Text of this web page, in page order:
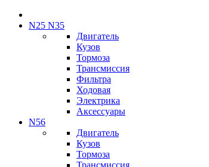
N25 N35
Двигатель
Кузов
Тормоза
Трансмиссия
Фильтра
Ходовая
Электрика
Аксессуары
N56
Двигатель
Кузов
Тормоза
Трансмиссия